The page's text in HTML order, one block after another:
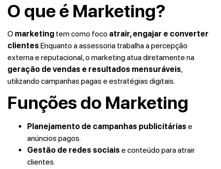
O que é Marketing?
O marketing tem como foco atrair, engajar e converter
clientes.Enquanto a assessoria trabalha a percepção
externa e reputacional, o marketing atua diretamente na
geração de vendas e resultados mensuráveis,
utilizando campanhas pagas e estratégias digitais.
Funções do Marketing
Planejamento de campanhas publicitárias e
anúncios pagos.
Gestão de redes sociais e conteúdo para atrair
clientes.